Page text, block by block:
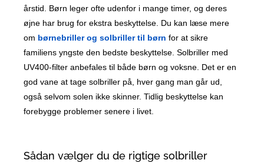
årstid. Børn leger ofte udenfor i mange timer, og deres
øjne har brug for ekstra beskyttelse. Du kan læse mere
om børnebriller og solbriller til børn for at sikre
familiens yngste den bedste beskyttelse. Solbriller med
UV400-filter anbefales til både børn og voksne. Det er en
god vane at tage solbriller på, hver gang man går ud,
også selvom solen ikke skinner. Tidlig beskyttelse kan
forebygge problemer senere i livet.
Sådan vælger du de rigtige solbriller